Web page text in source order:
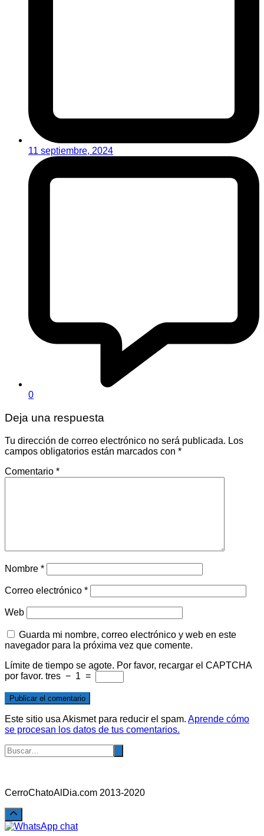
11 septiembre, 2024
0
Deja una respuesta
Tu dirección de correo electrónico no será publicada. Los
campos obligatorios están marcados con *
Comentario *
Nombre *
Correo electrónico *
Web
Guarda mi nombre, correo electrónico y web en este
navegador para la próxima vez que comente.
Límite de tiempo se agote. Por favor, recargar el CAPTCHA
por favor. tres − 1 =
Este sitio usa Akismet para reducir el spam. Aprende cómo
se procesan los datos de tus comentarios.
CerroChatoAlDia.com 2013-2020